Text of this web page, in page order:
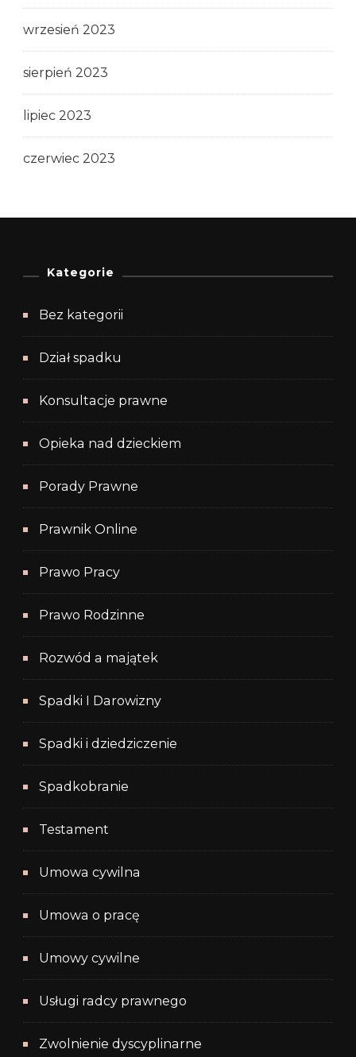
wrzesień 2023
sierpień 2023
lipiec 2023
czerwiec 2023
Kategorie
Bez kategorii
Dział spadku
Konsultacje prawne
Opieka nad dzieckiem
Porady Prawne
Prawnik Online
Prawo Pracy
Prawo Rodzinne
Rozwód a majątek
Spadki I Darowizny
Spadki i dziedziczenie
Spadkobranie
Testament
Umowa cywilna
Umowa o pracę
Umowy cywilne
Usługi radcy prawnego
Zwolnienie dyscyplinarne